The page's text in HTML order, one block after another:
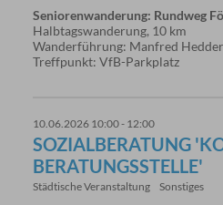
Seniorenwanderung: Rundweg
Halbtagswanderung, 10 km
Wanderführung: Manfred
Treffpunkt: VfB-Parkplatz
10.06.2026 10:00 - 12:00
SOZIALBERATUNG
BERATUNGSSTELLE'
Städtische Veranstaltung Sonstiges